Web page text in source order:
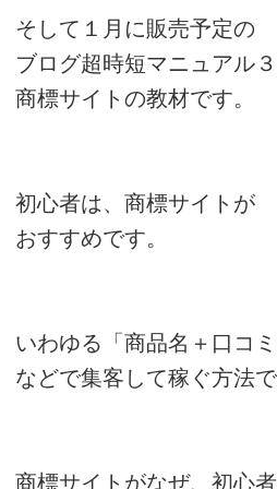
そして１月に販売予定の
ブログ超時短マニュアル
商標サイトの教材です。
初心者は、商標サイトが
おすすめです。
いわゆる「商品名＋口コミ
などで集客して稼ぐ方法で
商標サイトがなぜ、初心